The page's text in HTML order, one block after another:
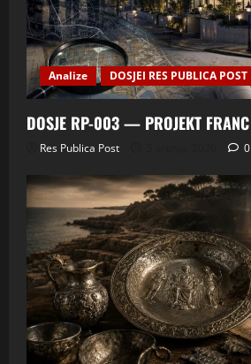
Analize DOSJEI RES PUBLICA POST
DOSJE RP-003 — PROJEKT FRANC
Res Publica Post 0